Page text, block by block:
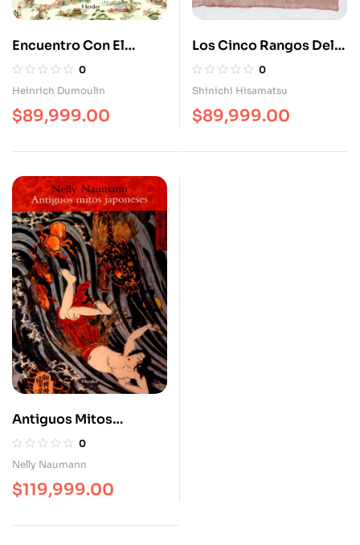
Encuentro Con El
Budismo
0
Heinrich Dumoulin
$89,999.00
Los Cinco Rangos Del
Maestro Zen Tosan
0
Shinichi Hisamatsu
$89,999.00
Antiguos Mitos
Japoneses0
Nelly Naumann
$119,999.00